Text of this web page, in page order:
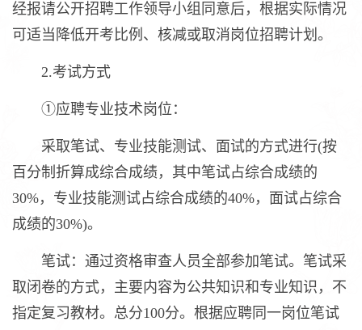
经报请公开招聘工作领导小组同意后，根据实际情况
可适当降低开考比例、核减或取消岗位招聘计划。
2.考试方式
①应聘专业技术岗位：
采取笔试、专业技能测试、面试的方式进行(按
百分制折算成综合成绩，其中笔试占综合成绩的
30%，专业技能测试占综合成绩的40%，面试占综合
成绩的30%)。
笔试：通过资格审查人员全部参加笔试。笔试采
取闭卷的方式，主要内容为公共知识和专业知识，不
指定复习教材。总分100分。根据应聘同一岗位笔试